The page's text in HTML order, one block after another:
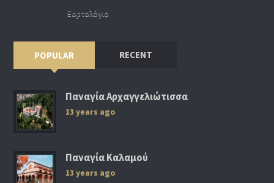
Εορτολόγιο
POPULAR RECENT
Παναγία Αρχαγγελιώτισσα
13 years ago
Παναγία Καλαμού
13 years ago